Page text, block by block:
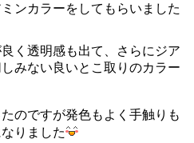
ンカラーをしてもらいました
く透明感も出て、さらにジア
みない良いとこ取りのカラー
のですが発色もよく手触りも
りました